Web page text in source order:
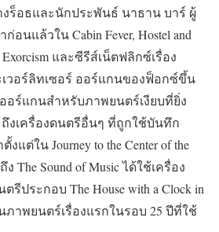
ร็อธและนักประพันธ์ นาธาน บาร์ ผู้
นแล้วใน Cabin Fever, Hostel and
Exorcism และซีรีส์เน็ตฟลิกซ์เรื่อง
เวอร์ลิทเซอร์ ออร์แกนของฟ็อกซ์ขึ้น
ร์แกนสำหรับภาพยนตร์เงียบที่ยิ่ง
งเครื่องดนตรีอื่นๆ ที่ถูกใช้บันทึก
ต่ใน Journey to the Center of the
ง The Sound of Music ได้ใช้เครื่อง
รีประกอบ The House with a Clock in
ภาพยนตร์เรื่องแรกในรอบ 25 ปีที่ใช้